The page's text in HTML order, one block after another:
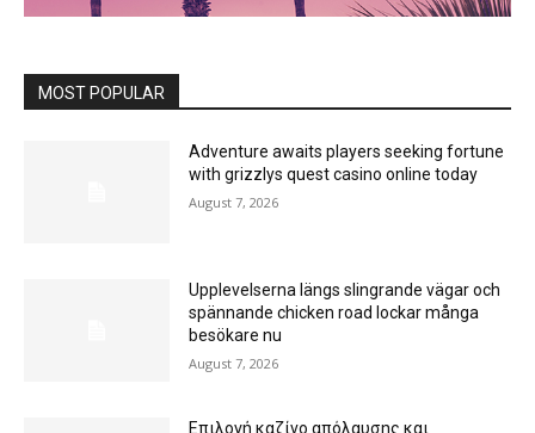
MOST POPULAR
Adventure awaits players seeking fortune
with grizzlys quest casino online today
August 7, 2026
Upplevelserna längs slingrande vägar och
spännande chicken road lockar många
besökare nu
August 7, 2026
Επιλογή καζίνο απόλαυσης και